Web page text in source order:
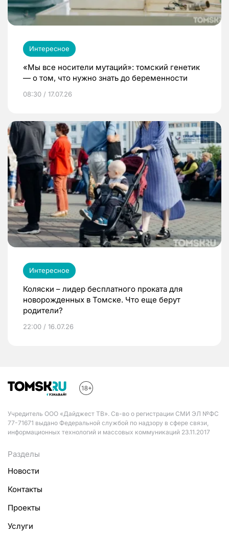
Интересное
«Мы все носители мутаций»: томский генетик
— о том, что нужно знать до беременности
08:30 / 17.07.26
Интересное
Коляски – лидер бесплатного проката для
новорожденных в Томске. Что еще берут
родители?
22:00 / 16.07.26
Учредитель ООО «Дайджест ТВ». Св-во о регистрации СМИ ЭЛ №ФС
77-71671 выдано Федеральной службой по надзору в сфере связи,
информационных технологий и массовых коммуникаций 23.11.2017
Разделы
Новости
Контакты
Проекты
Услуги